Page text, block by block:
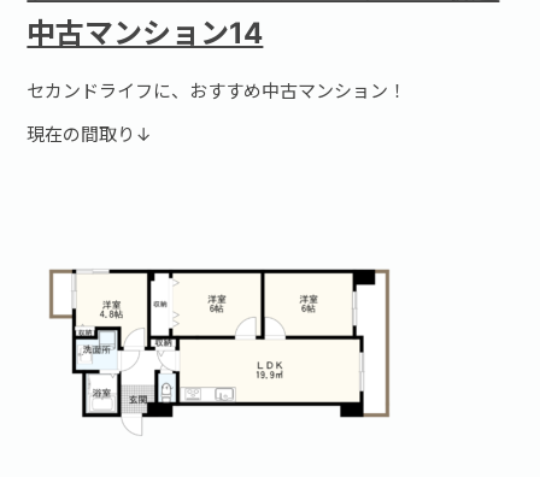
中古マンション14
セカンドライフに、おすすめ中古マンション！
現在の間取り↓